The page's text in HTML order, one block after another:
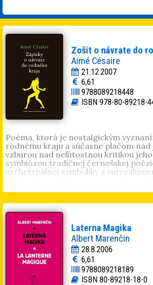
skomplikuje vo chvíli, keď Gigi objaví
matky v úlohe martýrky a neuvedomí
mučenia zrejme presiahli hranice
inscenácie...
Zošit o návrate do
Aimé Césaire
21.12.2007
6,61
9788089218448
ISBN 978-80-89218-
Poéma, ktorá je nostalgickým
rodnému kraju a súčasne plačom nad
vzburou nad neľútostnou kritikou
symbiózou tradičnej černošskej
archetypálnej symboliky a
Laterna Magika
Albert Marenčin
28.8.2006
6,61
9788089218189
ISBN 80-89218-18-0